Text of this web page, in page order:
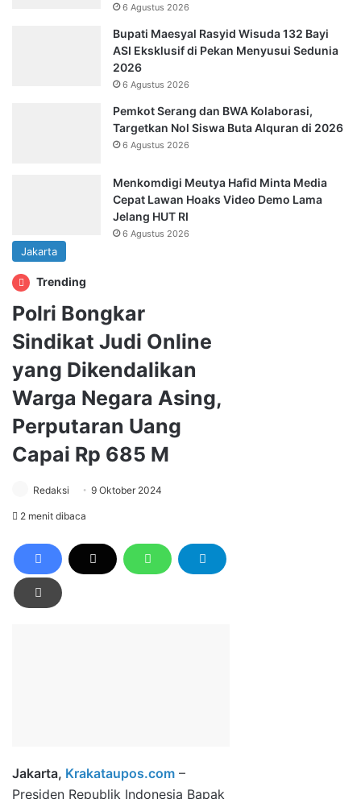
6 Agustus 2026
Bupati Maesyal Rasyid Wisuda 132 Bayi
ASI Eksklusif di Pekan Menyusui Sedunia
2026
6 Agustus 2026
Pemkot Serang dan BWA Kolaborasi,
Targetkan Nol Siswa Buta Alquran di 2026
6 Agustus 2026
Menkomdigi Meutya Hafid Minta Media
Cepat Lawan Hoaks Video Demo Lama
Jelang HUT RI
6 Agustus 2026